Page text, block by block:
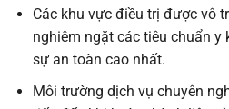
Các khu vực điều trị được vô
nghiêm ngặt các tiêu chuẩn y
sự an toàn cao nhất.
Môi trường dịch vụ chuyên